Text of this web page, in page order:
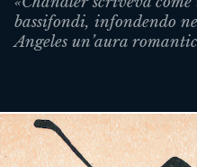
bassifondi, infondendo
Angeles un’aura